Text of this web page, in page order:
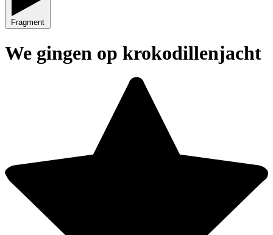
Fragment
We gingen op krokodillenjacht